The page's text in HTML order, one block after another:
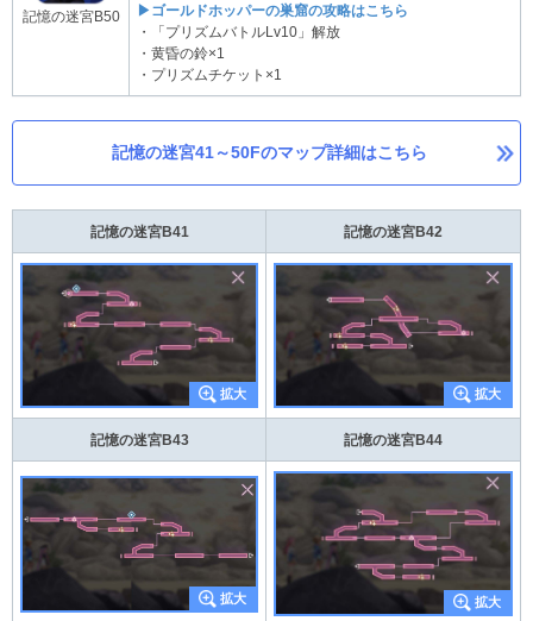
記憶の迷宮B50
▶ゴールドホッパーの巣窟の攻略はこちら
・「プリズムバトルLv10」解放
・黄昏の鈴×1
・プリズムチケット×1
記憶の迷宮41～50Fのマップ詳細はこちら
記憶の迷宮B41 記憶の迷宮B42
記憶の迷宮B43 記憶の迷宮B44